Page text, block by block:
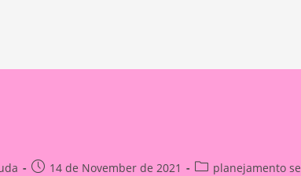
Post14 de November de 2021
Postplanejamento